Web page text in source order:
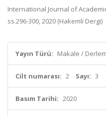
International Journal of
ss.296-300, 2020 (Hakemli Dergi)
Yayın Türü: Makale /
Cilt numarası: 2 Sayı: 3
Basım Tarihi: 2020